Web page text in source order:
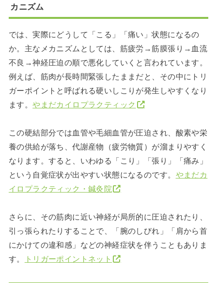
カニズム
では、実際にどうして「こる」「痛い」状態になるの
か。主なメカニズムとしては、筋疲労→筋膜張り→血流
不良→神経圧迫の順で悪化していくと言われています。
例えば、筋肉が長時間緊張したままだと、その中にトリ
ガーポイントと呼ばれる硬いしこりが発生しやすくなり
ます。やまだカイロプラクティック
この硬結部分では血管や毛細血管が圧迫され、酸素や栄
養の供給が落ち、代謝産物（疲労物質）が溜まりやすく
なります。すると、いわゆる「こり」「張り」「痛み」
という自覚症状が出やすい状態になるのです。 やまだカ
イロプラクティック・鍼灸院
さらに、その筋肉に近い神経が局所的に圧迫されたり、
引っ張られたりすることで、「腕のしびれ」「肩から首
にかけての違和感」などの神経症状を伴うこともありま
す。
トリガーポイントネット